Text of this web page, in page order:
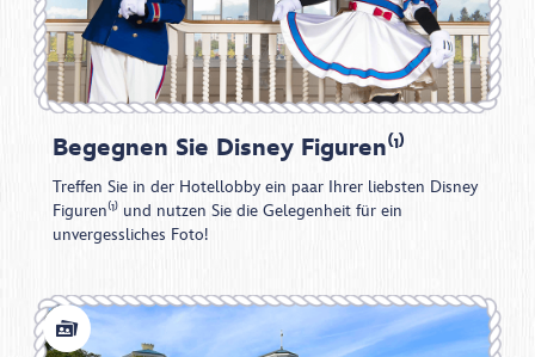
Begegnen Sie Disney Figuren⁽¹⁾
Treffen Sie in der Hotellobby ein paar Ihrer liebsten Disney
Figuren⁽¹⁾ und nutzen Sie die Gelegenheit für ein
unvergessliches Foto!​